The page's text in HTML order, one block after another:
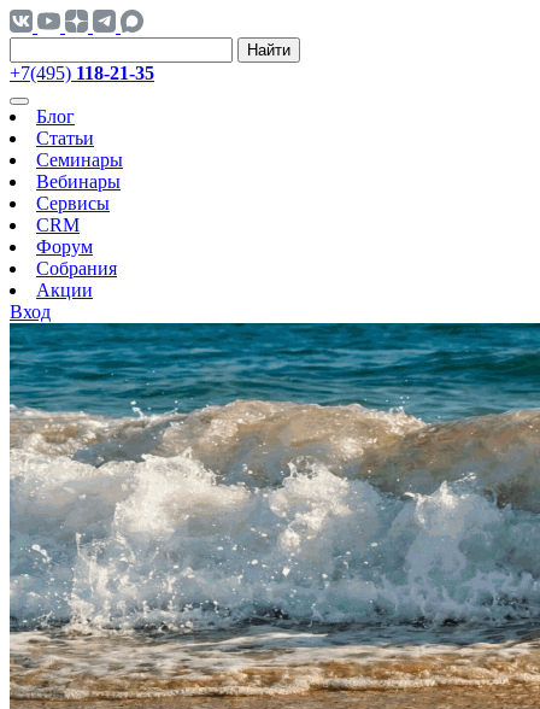
Найти
+7(495) 118-21-35
Блог
Статьи
Семинары
Вебинары
Сервисы
CRM
Форум
Собрания
Акции
Вход